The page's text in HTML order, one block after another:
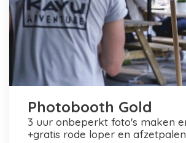
Photobooth Gold
3 uur onbeperkt foto's maken en printen
+gratis rode loper en afzetpalen